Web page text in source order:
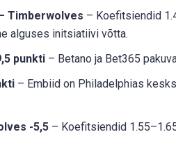
Timberwolves – Koefitsiendid
alguses initsiatiivi võtta.
punkti – Betano ja Bet365
– Embiid on Philadelphias
-5,5 – Koefitsiendid